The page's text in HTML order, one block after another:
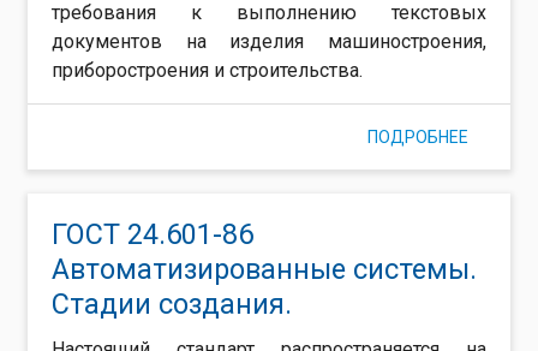
требования к выполнению текстовых
документов на изделия машиностроения,
приборостроения и строительства.
ПОДРОБНЕЕ
95
ГОСТ 24.601-86
Автоматизированные системы.
Стадии создания.